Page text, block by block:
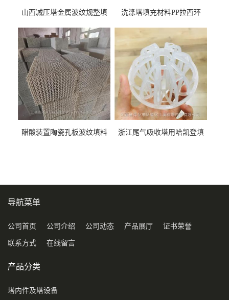
山西减压塔金属波纹规整填
料
洗涤塔填充材料PP拉西环
醋酸装置陶瓷孔板波纹填料
浙江尾气吸收塔用哈凯登填
导航菜单
公司首页 公司介绍 公司动态 产品展厅 证书荣誉
联系方式 在线留言
产品分类
塔内件及塔设备